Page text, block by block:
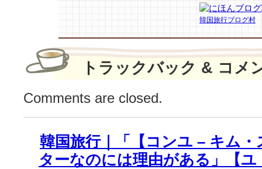
は
韓国旅行ブログ村
トラックバック & コメ
Comments are closed.
韓国旅行｜「【コンユ – キム
ターなのには理由がある」【